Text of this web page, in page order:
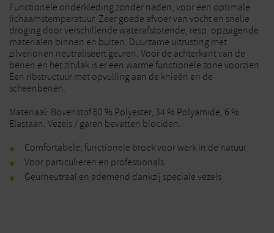
Functionele onderkleding zonder naden, voor een optimale
lichaamstemperatuur. Zeer goede afvoer van vocht en snelle
droging door verschillende waterafstotende, resp. opzuigende
materialen binnen en buiten. Duurzame uitrusting met
zilverionen neutraliseert geuren. Voor de achterkant van de
benen en het zitvlak is er een warme functionele zone voorzien.
Een ribstructuur met opvulling aan de knieën en de
scheenbenen.
Materiaal: Bovenstof 60 % Polyester, 34 % Polyamide, 6 %
Elastaan. Vezels / garen bevatten biociden.
Comfortabele, functionele broek voor werk in de natuur
Voor particulieren en professionals
Geurneutraal en ademend dankzij speciale vezels